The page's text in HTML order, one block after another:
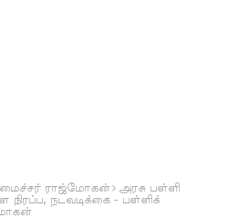
ராஜ்மோகன்
அரசு பள்ளி
நிரப்ப, நடவடிக்கை - பள்ளிக்